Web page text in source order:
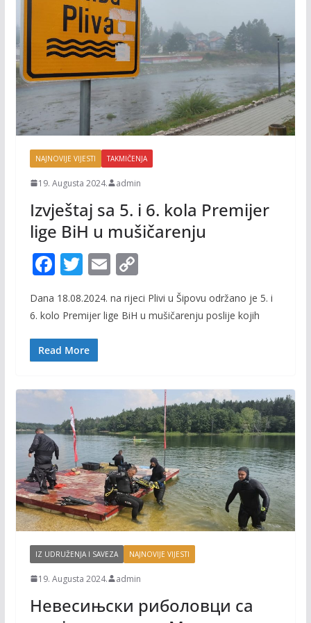
NAJNOVIJE VIJESTI TAKMIČENJA
19. Augusta 2024. admin
Izvještaj sa 5. i 6. kola Premijer
lige BiH u mušičarenju
F
ac
e
o
k
T
w
itt
er
E
m
ai
l
C
p
k
Dana 18.08.2024. na rijeci Plivi u Šipovu održano je 5. i
6. kolo Premijer lige BiH u mušičarenju poslije kojih
Read More
IZ UDRUŽENJA I SAVEZA NAJNOVIJE VIJESTI
19. Augusta 2024. admin
Невесињски риболовци са